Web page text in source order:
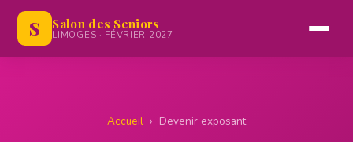
S Salon des Seniors
LIMOGES · FÉVRIER 2027
🎟️ Réserver
Accueil › Devenir exposant